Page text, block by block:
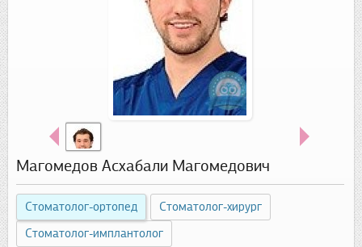
Магомедов Асхабали Магомедович
Стоматолог-ортопед
Стоматолог-хирург
Стоматолог-имплантолог